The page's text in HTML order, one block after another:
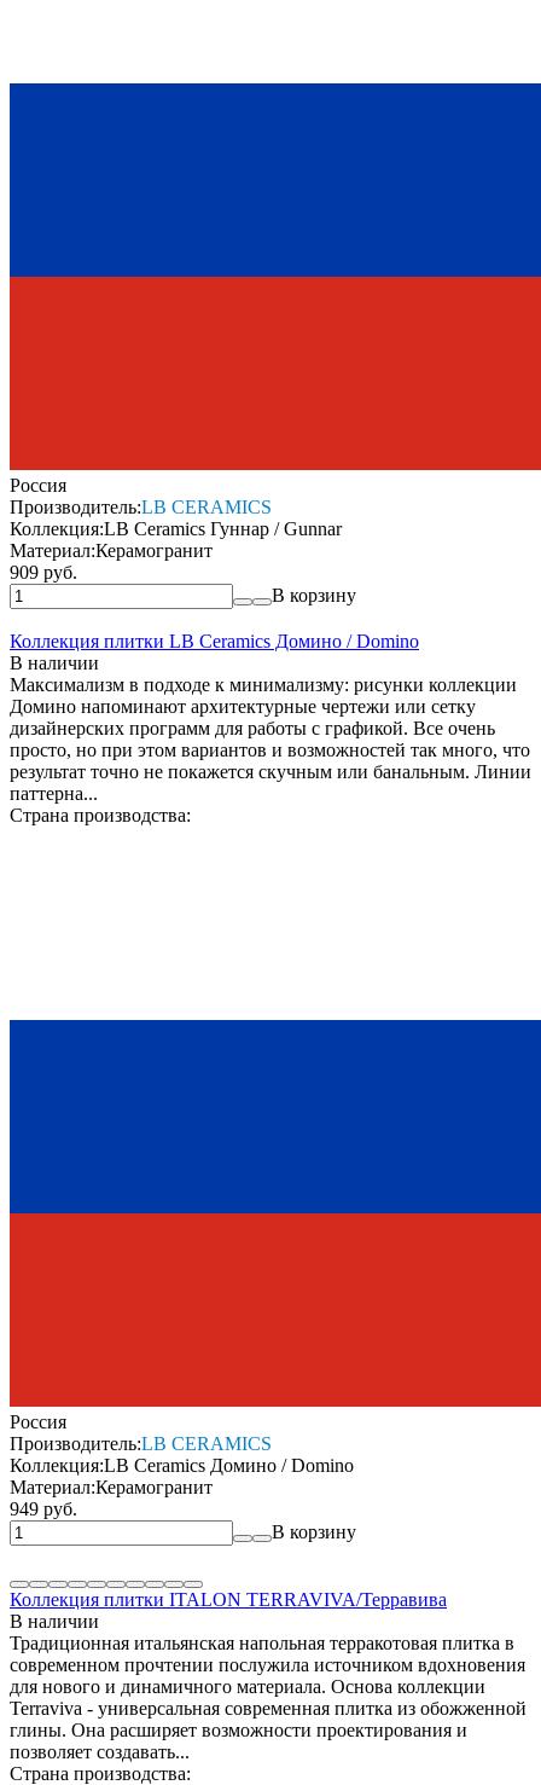
Россия
Производитель:LB CERAMICS
Коллекция:LB Ceramics Гуннар / Gunnar
Материал:Керамогранит
909 руб.
В корзину
Коллекция плитки LB Ceramics Домино / Domino
В наличии
Максимализм в подходе к минимализму: рисунки коллекции
Домино напоминают архитектурные чертежи или сетку
дизайнерских программ для работы с графикой. Все очень
просто, но при этом вариантов и возможностей так много, что
результат точно не покажется скучным или банальным. Линии
паттерна...
Страна производства:
Россия
Производитель:LB CERAMICS
Коллекция:LB Ceramics Домино / Domino
Материал:Керамогранит
949 руб.
В корзину
Коллекция плитки ITALON TERRAVIVA/Терравива
В наличии
Традиционная итальянская напольная терракотовая плитка в
современном прочтении послужила источником вдохновения
для нового и динамичного материала. Основа коллекции
Terraviva - универсальная современная плитка из обожженной
глины. Она расширяет возможности проектирования и
позволяет создавать...
Страна производства: